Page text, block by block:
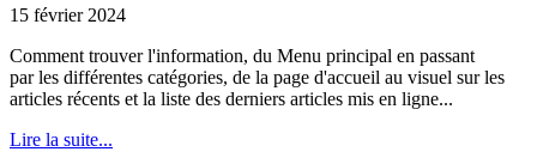
15 février 2024
Comment trouver l'information, du Menu principal en passant
par les différentes catégories, de la page d'accueil au visuel sur les
articles récents et la liste des derniers articles mis en ligne...
Lire la suite...